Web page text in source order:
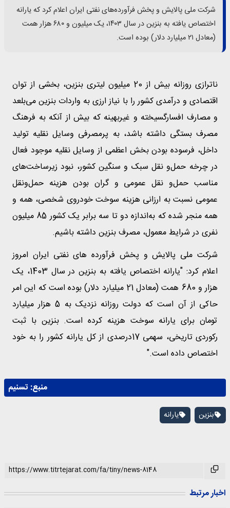
شرکت ملی پالایش و پخش فرآورده‌های نفتی ایران اعلام کرد که یارانه
اختصاص یافته به بنزین در سال ۱۴۰۳، یک میلیون و ۶۸۰ هزار همت
(معادل ۲۱ میلیارد دلار) بوده است.
ناترازی روزانه بیش از 20 میلیون لیتری بنزین، بخشی از توان
اقتصادی و درآمدی کشور را با نیاز ارزی به واردات بنزین می‌بلعد
و مصارف افسارگسیخته و غیربهینه که بیش از آنکه به فرهنگ
مصرف بستگی داشته باشد، به پرمصرفی وسایل نقلیه تولید
داخل، فرسوده بودن بخش اعظمی از وسایل نقلیه موجود فعال
در چرخه حمل‌و نقل سبک و سنگین کشور، نبود زیرساخت‌های
مناسب حمل‌و نقل عمومی و گران بودن هزینه حمل‌ونقل
عمومی نسبت به ارزانی هزینه سوخت خودروی شخصی، همه و
همه منجر شده که به‌اندازه دو تا سه برابر یک کشور 85 میلیون
نفری در شرایط معمول، مصرف بنزین داشته باشیم.
شرکت ملی پالایش و پخش فرآورده های نفتی ایران امروز
اعلام کرد: "یارانه اختصاص یافته به بنزین در سال 1403، یک
هزار و 680 همت (معادل 21 میلیارد دلار) بوده است که این امر
حاکی از آن است که دولت روزانه نزدیک به 5 هزار میلیارد
تومان برای یارانه سوخت هزینه کرده است. بنزین با ثبت
رکوردی تاریخی، سهمی 17درصدی از کل یارانه کشور را به خود
اختصاص داده است."
منبع: تسنیم
بنزین یارانه
اخبار مرتبط